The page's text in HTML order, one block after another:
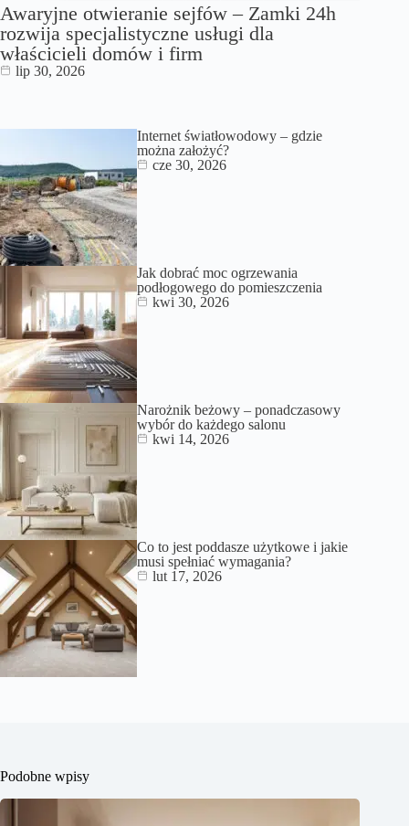
Awaryjne otwieranie sejfów – Zamki 24h
rozwija specjalistyczne usługi dla
właścicieli domów i firm
lip 30, 2026
Internet światłowodowy – gdzie
można założyć?
cze 30, 2026
Jak dobrać moc ogrzewania
podłogowego do pomieszczenia
kwi 30, 2026
Narożnik beżowy – ponadczasowy
wybór do każdego salonu
kwi 14, 2026
Co to jest poddasze użytkowe i jakie
musi spełniać wymagania?
lut 17, 2026
Podobne wpisy